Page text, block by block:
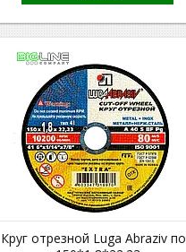
Круг отрезной Luga Abraziv по